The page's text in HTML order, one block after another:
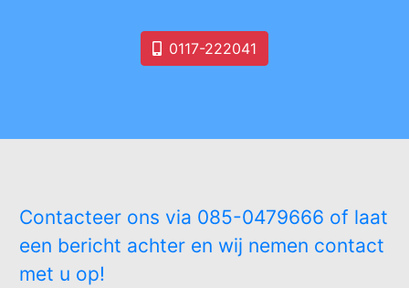
0117-222041
Contacteer ons via 085-0479666 of laat
een bericht achter en wij nemen contact
met u op!